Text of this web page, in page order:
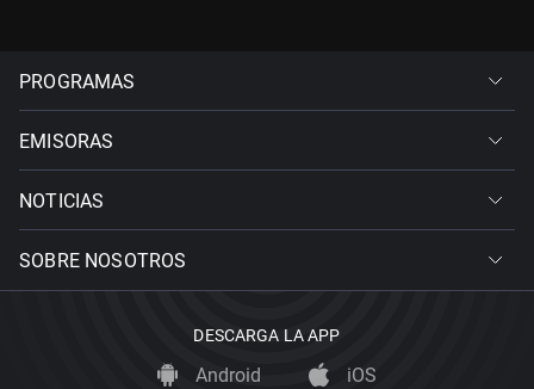
PROGRAMAS
EMISORAS
NOTICIAS
SOBRE NOSOTROS
DESCARGA LA APP
Android iOS